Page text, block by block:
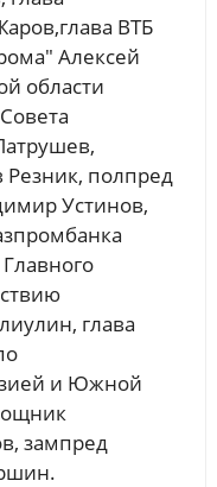
ВТБ
Алексей
области
Резник, полпред
Устинов,
глава
и Южной
зампред